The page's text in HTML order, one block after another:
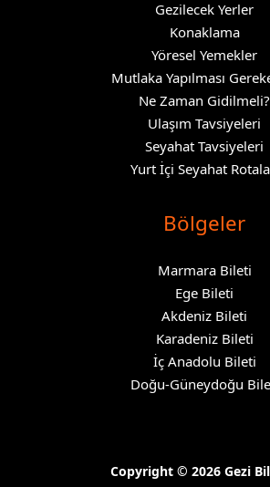
Gezilecek Yerler
Konaklama
Yöresel Yemekler
Mutlaka Yapılması
Ne Zaman Gidilmeli?
Ulaşım Tavsiyeleri
Seyahat Tavsiyeleri
Yurt İçi Seyahat
Bölgeler
Marmara Bileti
Ege Bileti
Akdeniz Bileti
Karadeniz Bileti
İç Anadolu Bileti
Doğu-Güneydoğu
Copyright © 2026 Gezi